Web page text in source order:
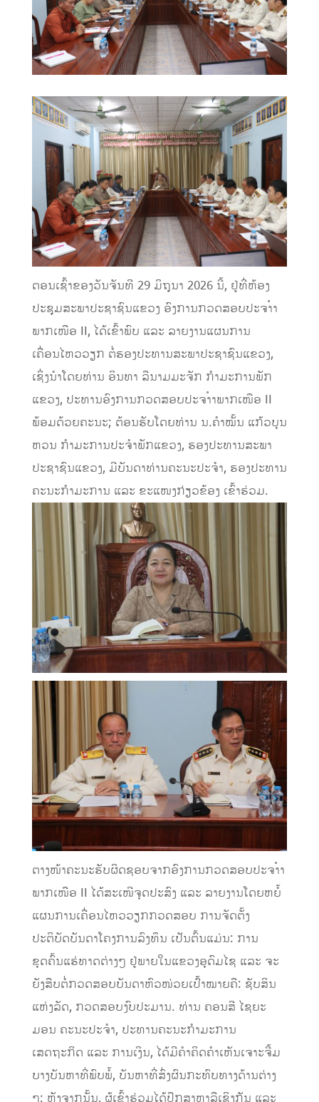
ຕອນເຊົ້າຂອງວັນຈັນທີ 29 ມິຖຸນາ 2026 ນີ້, ຢູ່ທີ່ຫ້ອງ
ປະຊຸມສະພາປະຊາຊົນແຂວງ ອົງການກວດສອບປະຈາໍາ
ພາກເໜືອ II, ໄດ້ເຂົ້າພົບ ແລະ ລາຍງານແຜນການ
ເຄື່ອນໄຫວວຽກ ຕໍ່ຮອງປະທານສະພາປະຊາຊົນແຂວງ,
ເຊິ່ງນໍາໂດຍທ່ານ ອິນທາ ລືນາມມະຈັກ ກໍາມະການພັກ
ແຂວງ, ປະທານອົງການກວດສອບປະຈາໍາພາກເໜືອ II
ພ້ອມດ້ວຍຄະນະ; ຕ້ອນຮັບໂດຍທ່ານ ນ.ຄໍາໝັ້ນ ແກ້ວບຸນ
ຫວນ ກໍາມະການປະຈໍາພັກແຂວງ, ຮອງປະທານສະພາ
ປະຊາຊົນແຂວງ, ມີບັນດາທ່ານຄະນະປະຈໍາ, ຮອງປະທານ
ຄະນະກໍາມະການ ແລະ ຂະແໜງກ່ຽວຂ້ອງ ເຂົ້າຮ່ວມ.
ຕາງໜ້າຄະນະຮັບຜິດຊອບຈາກອົງການກວດສອບປະຈາໍາ
ພາກເໜືອ II ໄດ້ສະເໜີຈຸດປະສົງ ແລະ ລາຍງານໂດຍຫຍໍ້
ແຜນການເຄື່ອນໄຫວວຽກກວດສອບ ການຈັດຕັ້ງ
ປະຕິບັດບັນດາໂຄງການລົງທຶນ ເປັນຕົ້ນແມ່ນ: ການ
ຂຸດຄົ້ນແຮ່ທາດຕ່າງໆ ຢູ່ພາຍໃນແຂວງອຸດົມໄຊ ແລະ ຈະ
ຍັງສືບຕໍ່ກວດສອບບັນດາຫົວໜ່ວຍເປົ້າໝາຍຄື: ຊັບສິນ
ແຫ່ງລັດ, ກວດສອບງົບປະມານ. ທ່ານ ຄອນສີ ໄຊຍະ
ມອນ ຄະນະປະຈໍາ, ປະທານຄະນະກໍາມະການ
ເສດຖະກິດ ແລະ ການເງິນ, ໄດ້ມີຄໍາຄິດຄໍາເຫັນເຈາະຈີ້ມ
ບາງບັນຫາທີ່ພົບພໍ້, ບັນຫາທີ່ສົ່ງຜົນກະທົບທາງດ້ານຕ່າງ
ໆ; ຫຼັງຈາກນັ້ນ, ຜູ້ເຂົ້າຮ່ວມໄດ້ປຶກສາຫາລືເຊິງກັນ ແລະ